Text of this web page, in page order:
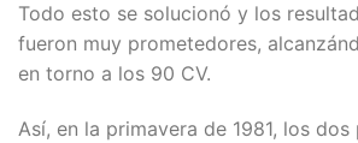
Todo esto se solucionó y los
fueron muy prometedores,
en torno a los 90 CV.
Así, en la primavera de 1981, los dos